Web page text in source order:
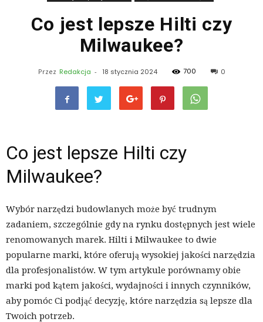
Co jest lepsze Hilti czy
Milwaukee?
Przez Redakcja - 18 stycznia 2024 700 0
Co jest lepsze Hilti czy
Milwaukee?
Wybór narzędzi budowlanych może być trudnym
zadaniem, szczególnie gdy na rynku dostępnych jest wiele
renomowanych marek. Hilti i Milwaukee to dwie
popularne marki, które oferują wysokiej jakości narzędzia
dla profesjonalistów. W tym artykule porównamy obie
marki pod kątem jakości, wydajności i innych czynników,
aby pomóc Ci podjąć decyzję, które narzędzia są lepsze dla
Twoich potrzeb.